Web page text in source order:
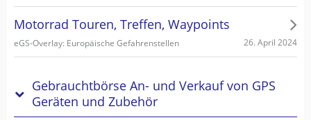
Motorrad Touren, Treffen, Waypoints
eGS-Overlay: Europäische Gefahrenstellen 26. April 2024
Gebrauchtbörse An- und Verkauf von GPS
Geräten und Zubehör